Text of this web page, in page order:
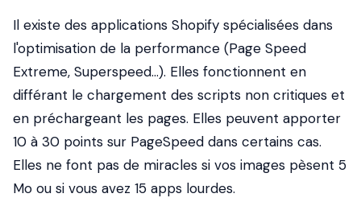
Il existe des applications Shopify spécialisées dans
l'optimisation de la performance (Page Speed
Extreme, Superspeed...). Elles fonctionnent en
différant le chargement des scripts non critiques et
en préchargeant les pages. Elles peuvent apporter
10 à 30 points sur PageSpeed dans certains cas.
Elles ne font pas de miracles si vos images pèsent 5
Mo ou si vous avez 15 apps lourdes.